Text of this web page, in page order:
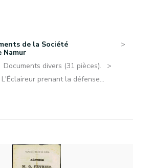
de la Société
Namur
Documents divers (31 pièces).
prenant la défense...